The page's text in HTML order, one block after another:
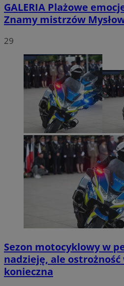
GALERIA Plażowe
Znamy mistrzów
29
Sezon motocyklowy w
nadzieję, ale ostrożność
konieczna